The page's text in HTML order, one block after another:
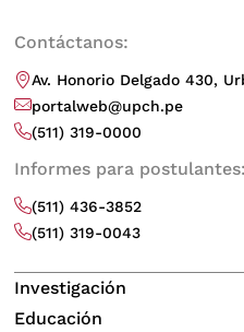
Contáctanos:
Av. Honorio Delgado 430,
portalweb@upch.pe
(511) 319-0000
Informes para postulantes:
(511) 436-3852
(511) 319-0043
Investigación
Educación